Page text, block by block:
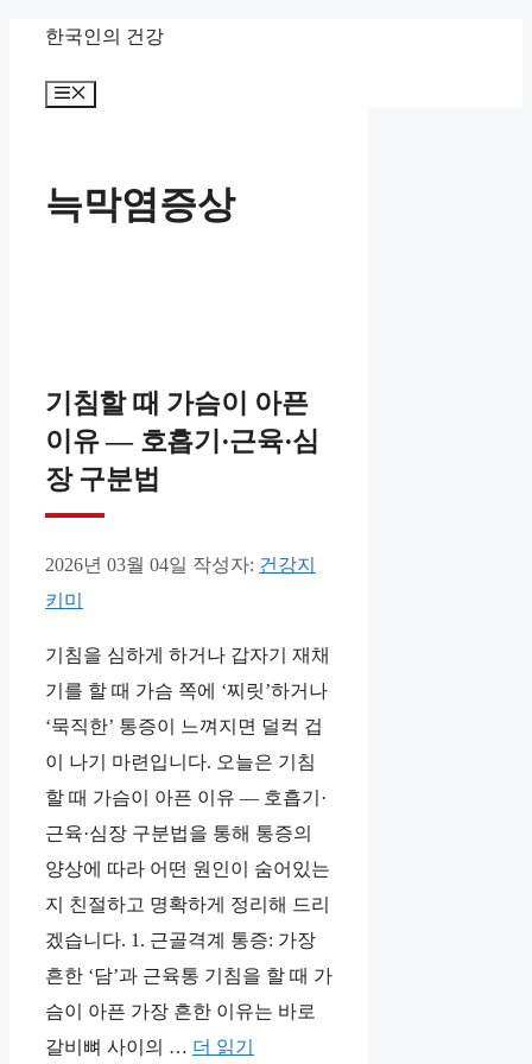
한국인의 건강
메
늑막염증상
기침할 때 가슴이 아픈
이유 — 호흡기·근육·심
장 구분법
2026년 03월 04일 작성자: 건강지
키미
기침을 심하게 하거나 갑자기 재채
기를 할 때 가슴 쪽에 ‘찌릿’하거나
‘묵직한’ 통증이 느껴지면 덜컥 겁
이 나기 마련입니다. 오늘은 기침
할 때 가슴이 아픈 이유 — 호흡기·
근육·심장 구분법을 통해 통증의
양상에 따라 어떤 원인이 숨어있는
지 친절하고 명확하게 정리해 드리
겠습니다. 1. 근골격계 통증: 가장
흔한 ‘담’과 근육통 기침을 할 때 가
슴이 아픈 가장 흔한 이유는 바로
갈비뼈 사이의 … 더 읽기